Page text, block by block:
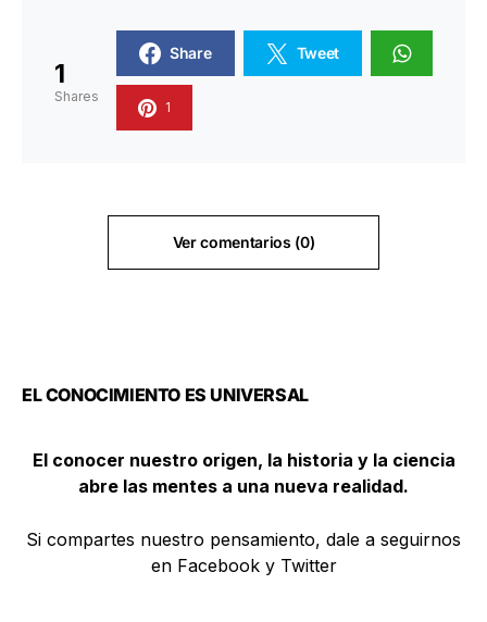
1
Shares
Share Tweet
1
Ver comentarios (0)
EL CONOCIMIENTO ES UNIVERSAL
El conocer nuestro origen, la historia y la ciencia
abre las mentes a una nueva realidad.
Si compartes nuestro pensamiento, dale a seguirnos
en Facebook y Twitter